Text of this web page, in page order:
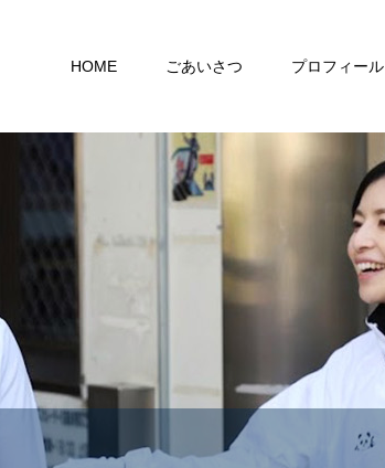
HOME ごあいさつ プロフィール